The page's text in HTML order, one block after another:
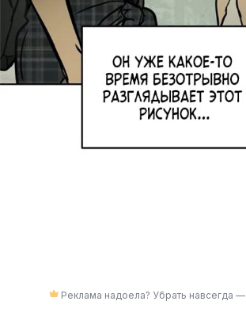
Реклама надоела? Убрать навсегда —